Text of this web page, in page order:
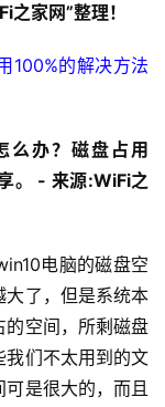
家网”整理！
么办？磁盘占用
。 - 来源:WiFi之
大了，但是系统本
的空间，所剩磁盘
我们不太用到的文
是很大的，而且